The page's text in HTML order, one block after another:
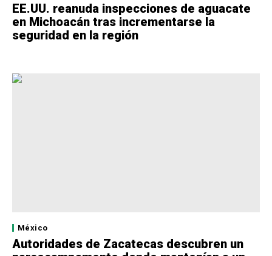
EE.UU. reanuda inspecciones de aguacate
en Michoacán tras incrementarse la
seguridad en la región
México
Autoridades de Zacatecas descubren un